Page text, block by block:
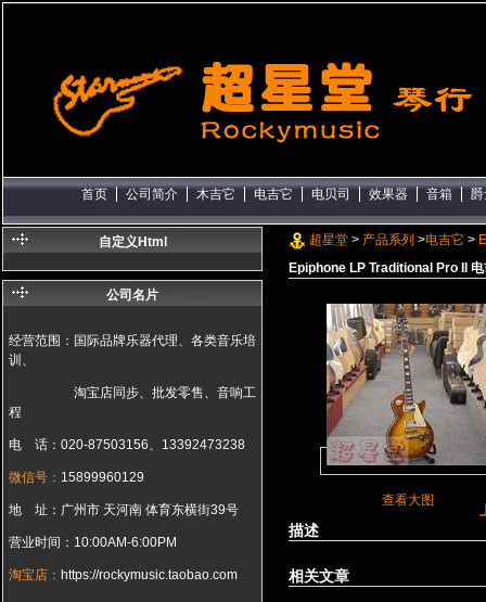
首页 公司简介 木吉它 电吉它 电贝司 效果器 音箱
超星堂 > 产品系列 >电吉它 >
Epiphone LP Traditional Pro II
查看大图
描述
相关文章
自定义Html
公司名片
经营范围：国际品牌乐器代理、各类音乐培
训、
淘宝店同步、批发零售、音响工
程
电 话：020-87503156、13392473238
微信号： 15899960129
地 址：广州市 天河南 体育东横街39号
营业时间：10:00AM-6:00PM
淘宝店： https://rockymusic.taobao.com